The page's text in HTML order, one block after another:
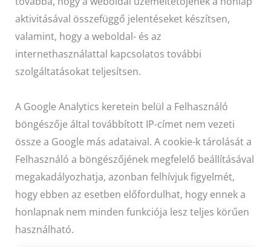
aktivitásával összefüggő jelentéseket készítsen,
valamint, hogy a weboldal- és az
internethasználattal kapcsolatos további
szolgáltatásokat teljesítsen.
A Google Analytics keretein belül a Felhasználó
böngészője által továbbított IP-címet nem vezeti
össze a Google más adataival. A cookie-k tárolását a
Felhasználó a böngészőjének megfelelő beállításával
megakadályozhatja, azonban felhívjuk figyelmét,
hogy ebben az esetben előfordulhat, hogy ennek a
honlapnak nem minden funkciója lesz teljes körűen
használható.